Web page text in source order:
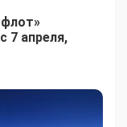
7 апреля,